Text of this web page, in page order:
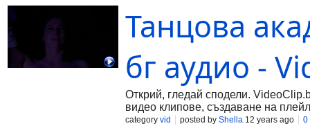
Танцова
бг аудио -
Открий, гледай сподели.
видео клипове, създаване на
category vid posted by Shella 12 years ago 0